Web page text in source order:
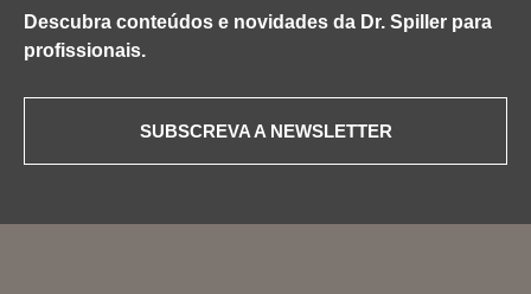
Descubra conteúdos e novidades da Dr. Spiller para
profissionais.
SUBSCREVA A NEWSLETTER